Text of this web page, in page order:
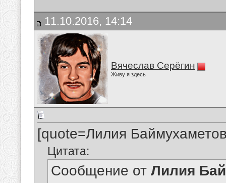
11.10.2016, 14:14
Вячеслав Серёгин
Живу я здесь
[quote=Лилия
Цитата:
Сообщение от Лилия